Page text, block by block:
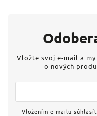
Vložte svoj e-mail a
o nových
Vložením e-mailu